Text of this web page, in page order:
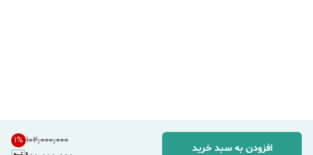
۱۰۲٬۰۰۰٬۰۰۰ 1%
افزودن به سبد خرید